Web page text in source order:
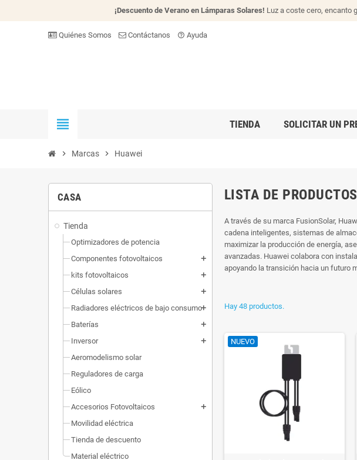
¡Descuento de Verano en Lámparas Solares! Luz a coste cero, encanto
Quiénes Somos Contáctanos help_outline Ayuda
view_headline TIENDA SOLICITAR UN
chevron_right Marcas chevron_right Huawei
CASA
Tienda
Optimizadores de potencia
Componentes fotovoltaicos
add
kits fotovoltaicos add
Células solares add
Radiadores eléctricos de bajo consumoadd
Baterías add
Inversor add
Aeromodelismo solar
Reguladores de carga
Eólico
Accesorios Fotovoltaicos
add
Movilidad eléctrica
Tienda de descuento
Material eléctrico
LISTA DE
A través de su marca FusionSolar,
cadena inteligentes, sistemas de
maximizar la producción de energía,
avanzadas. Huawei colabora con
apoyando la transición hacia un futuro
Hay 48 productos.
NUEVO